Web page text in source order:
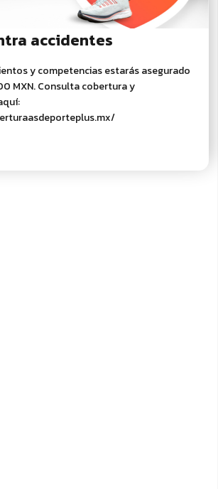
accidentes
y competencias estarás asegurado
MXN. Consulta cobertura y